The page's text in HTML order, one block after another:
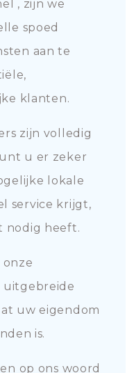
, zijn we
spoed
aan te
klanten.
zijn volledig
u er zeker
lokale
service krijgt,
nodig heeft.
uitgebreide
uw eigendom
is.
op ons woord